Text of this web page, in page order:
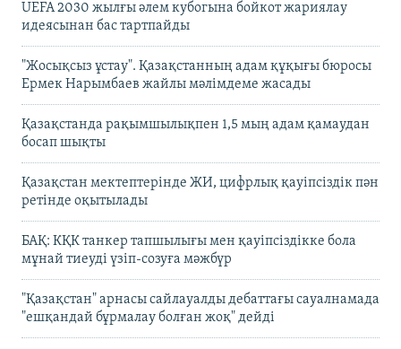
UEFA 2030 жылғы әлем кубогына бойкот жариялау
идеясынан бас тартпайды
"Жосықсыз ұстау". Қазақстанның адам құқығы бюросы
Ермек Нарымбаев жайлы мәлімдеме жасады
Қазақстанда рақымшылықпен 1,5 мың адам қамаудан
босап шықты
Қазақстан мектептерінде ЖИ, цифрлық қауіпсіздік пән
ретінде оқытылады
БАҚ: КҚК танкер тапшылығы мен қауіпсіздікке бола
мұнай тиеуді үзіп-созуға мәжбүр
"Қазақстан" арнасы сайлауалды дебаттағы сауалнамада
"ешқандай бұрмалау болған жоқ" дейді